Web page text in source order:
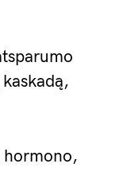
kaskadą,
hormono,